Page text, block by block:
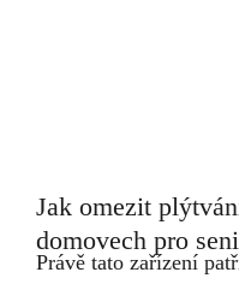
Jak omezit
domovech pro
Právě tato zařízení